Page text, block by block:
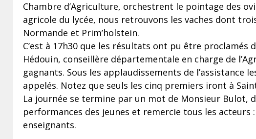
Chambre d’Agriculture, orchestrent le pointage des
agricole du lycée, nous retrouvons les vaches dont
Normande et Prim’holstein.
C’est à 17h30 que les résultats ont pu être proclamés
Hédouin, conseillère départementale en charge de
gagnants. Sous les applaudissements de l’assistance
appelés. Notez que seuls les cinq premiers iront à
La journée se termine par un mot de Monsieur Bulot,
performances des jeunes et remercie tous les acteurs
enseignants.